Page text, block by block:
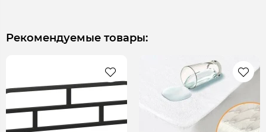
Рекомендуемые товары: